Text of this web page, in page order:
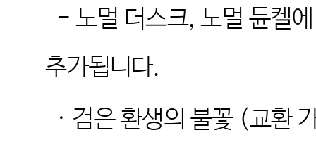
-노멀 더스크,노멀 듄켈
추가됩니다.
· 검은 환생의 불꽃(교환